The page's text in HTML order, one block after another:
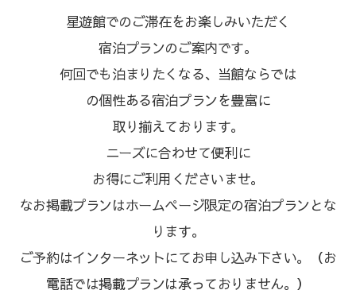
星遊館でのご滞在をお楽しみいただく
宿泊プランのご案内です。
何回でも泊まりたくなる、当館ならでは
の個性ある宿泊プランを豊富に
取り揃えております。
ニーズに合わせて便利に
お得にご利用くださいませ。
なお掲載プランはホームページ限定の宿泊プランとな
ります。
ご予約はインターネットにてお申し込み下さい。（お
電話では掲載プランは承っておりません。）